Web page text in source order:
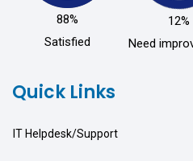
88%
Satisfied
12%
Need
Quick Links
IT Helpdesk/Support